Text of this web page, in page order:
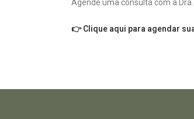
Agende uma consulta com a
👉 Clique aqui para agendar